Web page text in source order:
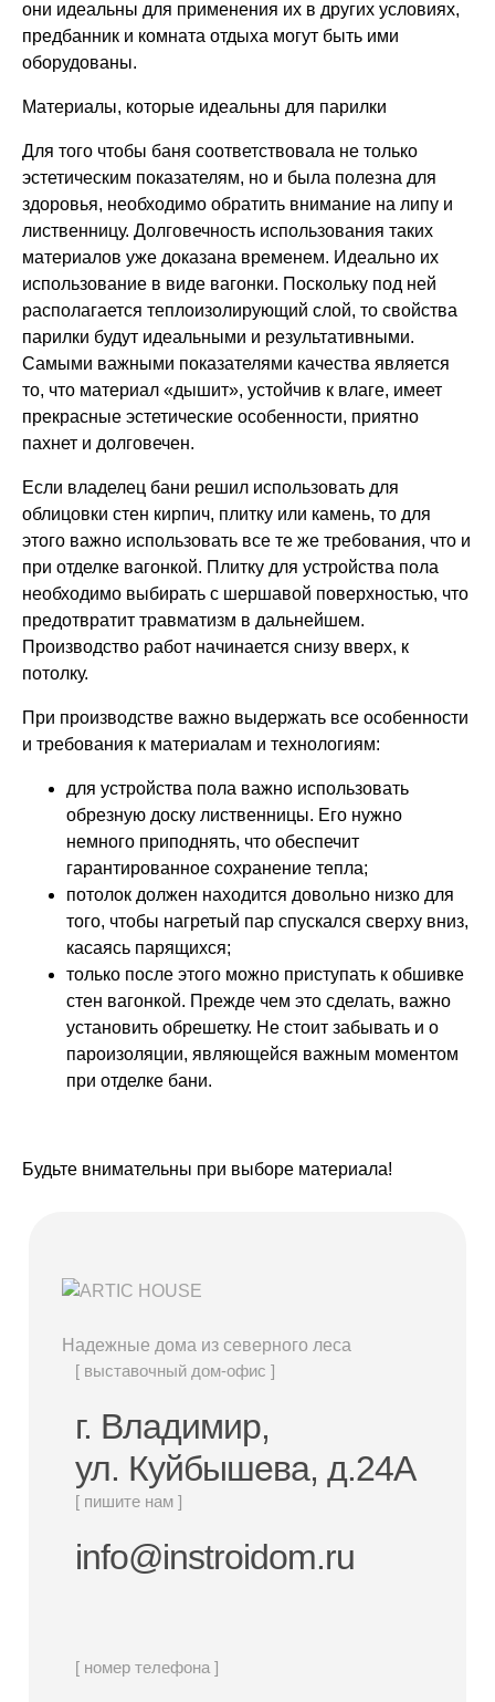
они идеальны для применения их в других условиях,
предбанник и комната отдыха могут быть ими
оборудованы.
Материалы, которые идеальны для парилки
Для того чтобы баня соответствовала не только
эстетическим показателям, но и была полезна для
здоровья, необходимо обратить внимание на липу и
лиственницу. Долговечность использования таких
материалов уже доказана временем. Идеально их
использование в виде вагонки. Поскольку под ней
располагается теплоизолирующий слой, то свойства
парилки будут идеальными и результативными.
Самыми важными показателями качества является
то, что материал «дышит», устойчив к влаге, имеет
прекрасные эстетические особенности, приятно
пахнет и долговечен.
Если владелец бани решил использовать для
облицовки стен кирпич, плитку или камень, то для
этого важно использовать все те же требования, что и
при отделке вагонкой. Плитку для устройства пола
необходимо выбирать с шершавой поверхностью, что
предотвратит травматизм в дальнейшем.
Производство работ начинается снизу вверх, к
потолку.
При производстве важно выдержать все особенности
и требования к материалам и технологиям:
для устройства пола важно использовать
обрезную доску лиственницы. Его нужно
немного приподнять, что обеспечит
гарантированное сохранение тепла;
потолок должен находится довольно низко для
того, чтобы нагретый пар спускался сверху вниз,
касаясь парящихся;
только после этого можно приступать к обшивке
стен вагонкой. Прежде чем это сделать, важно
установить обрешетку. Не стоит забывать и о
пароизоляции, являющейся важным моментом
при отделке бани.
Будьте внимательны при выборе материала!
Надежные дома из северного леса
[ выставочный дом-офис ]
г. Владимир,
ул. Куйбышева, д.24А
[ пишите нам ]
info@instroidom.ru
[ номер телефона ]